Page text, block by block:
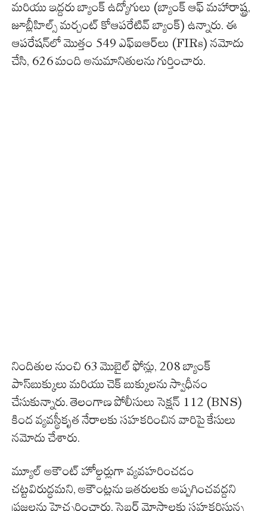
మరియు ఇద్దరు బ్యాంక్ ఉద్యోగులు (బ్యాంక్ ఆఫ్ మహారాష్ట్ర,
జూబ్లీహిల్స్ మర్చంట్ కోఆపరేటివ్ బ్యాంక్) ఉన్నారు. ఈ
ఆపరేషన్‌లో మొత్తం 549 ఎఫ్‌ఐఆర్‌లు (FIRs) నమోదు
చేసి, 626 మంది అనుమానితులను గుర్తించారు.
నిందితుల నుంచి 63 మొబైల్ ఫోన్లు, 208 బ్యాంక్
పాస్‌బుక్కులు మరియు చెక్ బుక్కులను స్వాధీనం
చేసుకున్నారు. తెలంగాణ పోలీసులు సెక్షన్ 112 (BNS)
కింద వ్యవస్థీకృత నేరాలకు సహకరించిన వారిపై కేసులు
నమోదు చేశారు.
మ్యూల్ అకౌంట్ హోల్డర్లుగా వ్యవహరించడం
చట్టవిరుద్ధమని, అకౌంట్లను ఇతరులకు అప్పగించవద్దని
ప్రజలను హెచ్చరించారు. సైబర్ మోసాలకు సహకరిస్తున్న